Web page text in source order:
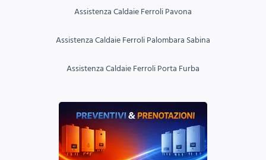
Assistenza Caldaie Ferroli Pavona
Assistenza Caldaie Ferroli Palombara Sabina
Assistenza Caldaie Ferroli Porta Furba